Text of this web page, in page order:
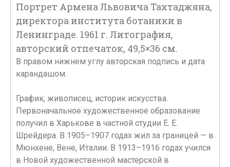
Портрет Армена Львовича Тахтаджяна,
директора института ботаники в
Ленинграде. 1961 г. Литография,
авторский отпечаток, 49,5×36 см.
В правом нижнем углу авторская подпись и дата
карандашом.
График, живописец, историк искусства.
Первоначальное художественное образование
получил в Харькове в частной студии Е. Е.
Шрейдера. В 1905–1907 годах жил за границей — в
Мюнхене, Вене, Италии. В 1913–1916 годах учился
в Новой художественной мастерской в